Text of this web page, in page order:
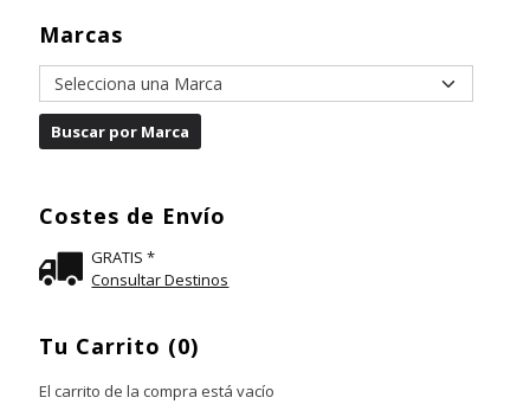
Marcas
Costes de Envío
GRATIS *
Consultar Destinos
Tu Carrito (0)
El carrito de la compra está vacío